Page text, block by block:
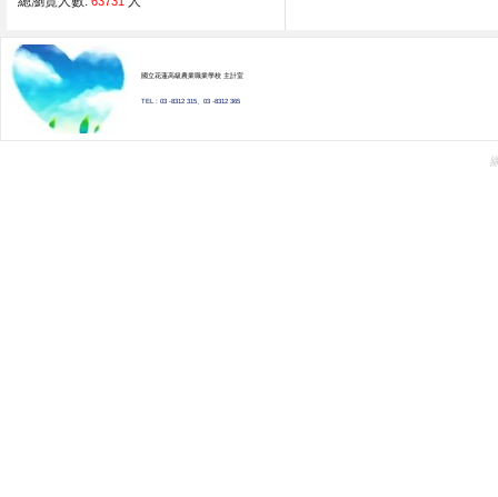
國立花蓮高級農業職業學校 主計室
TEL : 03 -8312 315、03 -8312 365